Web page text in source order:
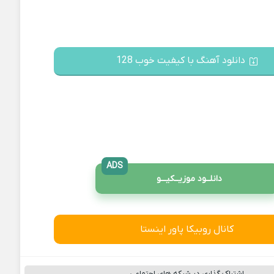
دانلود آهنگ با کیفیت خوب 128
دانلــود موزیــکیـــو
ADS
کانال روبیکا پاور اینستا